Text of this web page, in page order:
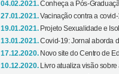
04.02.2021.Conheça a Pós-
27.01.2021.Vacinação contra a
19.01.2021. Projeto Sexualidade e
13.01.2021.Covid-19: Jornal aborda
17.12.2020. Novo site do Centro de
10.12.2020.
Livro atualiza visão